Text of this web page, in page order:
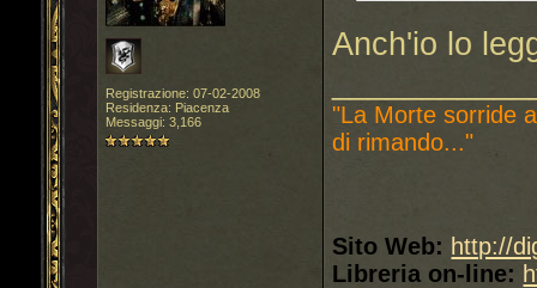
Registrazione: 07-02-2008
Residenza: Piacenza
Messaggi: 3,166
Anch'io lo
"La Morte sorride
di rimando..."
Sito Web: http://
Libreria on-line: